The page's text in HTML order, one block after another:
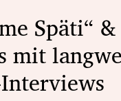
Späti“
mit